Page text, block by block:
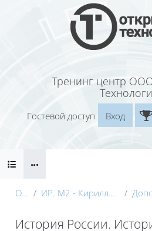
Перейти к основному содержанию
Тренинг центр
Гостевой доступ
Вход
Блоки
О курсе ИР. М2 - Кириллов (Электронный курс) с видео
История России.